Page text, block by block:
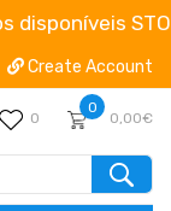
Create Account
0
0
0,00€